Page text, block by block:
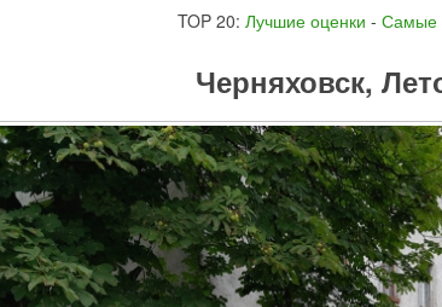
TOP 20: Лучшие оценки - Самые
Черняховск,